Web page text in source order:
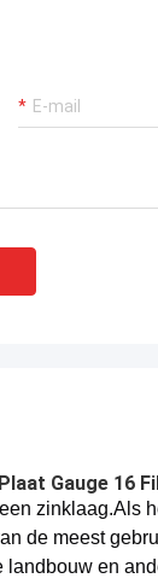
Gauge 16
zinklaag.Als
de meest
en